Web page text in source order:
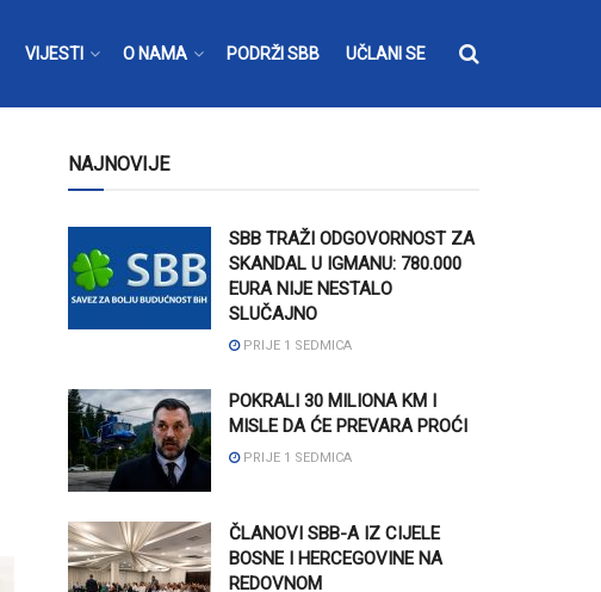
VIJESTI O NAMA PODRŽI SBB UČLANI SE
NAJNOVIJE
SBB TRAŽI ODGOVORNOST ZA
SKANDAL U IGMANU: 780.000
EURA NIJE NESTALO
SLUČAJNO
PRIJE 1 SEDMICA
POKRALI 30 MILIONA KM I
MISLE DA ĆE PREVARA PROĆI
PRIJE 1 SEDMICA
ČLANOVI SBB-A IZ CIJELE
BOSNE I HERCEGOVINE NA
REDOVNOM